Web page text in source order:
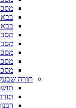
בבא
תורה